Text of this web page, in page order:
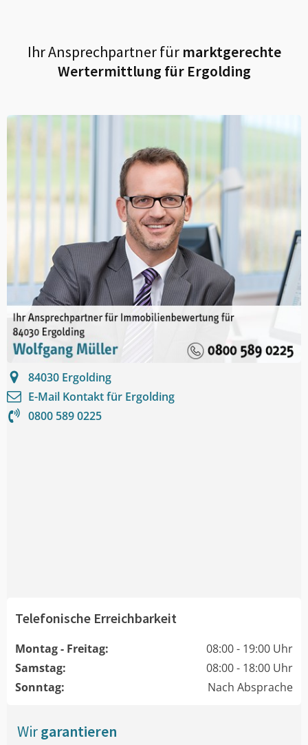
Ihr Ansprechpartner fürmarktgerechte
Wertermittlung für Ergolding
84030 Ergolding
E-Mail Kontakt für Ergolding
0800 589 0225
Telefonische Erreichbarkeit
Montag - Freitag:
08:00 - 19:00 Uhr
Samstag:
08:00 - 18:00 Uhr
Sonntag:
Nach Absprache
Wirgarantieren